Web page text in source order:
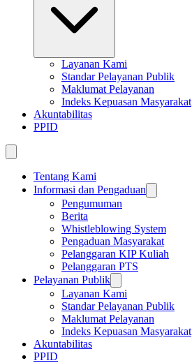
Layanan Kami
Standar Pelayanan Publik
Maklumat Pelayanan
Indeks Kepuasan Masyarakat
Akuntabilitas
PPID
Tentang Kami
Informasi dan Pengaduan
Pengumuman
Berita
Whistleblowing System
Pengaduan Masyarakat
Pelanggaran KIP Kuliah
Pelanggaran PTS
Pelayanan Publik
Layanan Kami
Standar Pelayanan Publik
Maklumat Pelayanan
Indeks Kepuasan Masyarakat
Akuntabilitas
PPID